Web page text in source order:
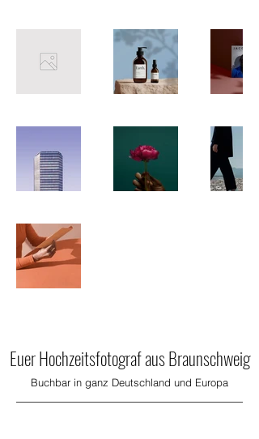
Euer Hochzeitsfotograf aus Braunschweig
Buchbar in ganz Deutschland und Europa